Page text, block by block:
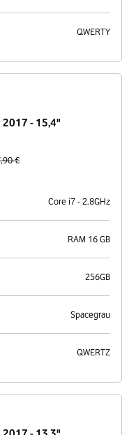
QWERTY
2017 - 15,4"
€
Core i7 - 2.8GHz
RAM 16 GB
256GB
Spacegrau
QWERTZ